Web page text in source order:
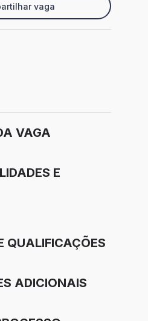
vaga
Paulo - SP
VAGA
E
QUALIFICAÇÕES
ADICIONAIS